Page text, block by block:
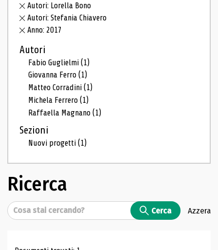
Autori: Lorella Bono
Autori: Stefania Chiavero
Anno: 2017
Autori
Fabio Guglielmi(1)
Giovanna Ferro(1)
Matteo Corradini(1)
Michela Ferrero(1)
Raffaella Magnano(1)
Sezioni
Nuovi progetti(1)
Ricerca
Cerca Cerca Azzera